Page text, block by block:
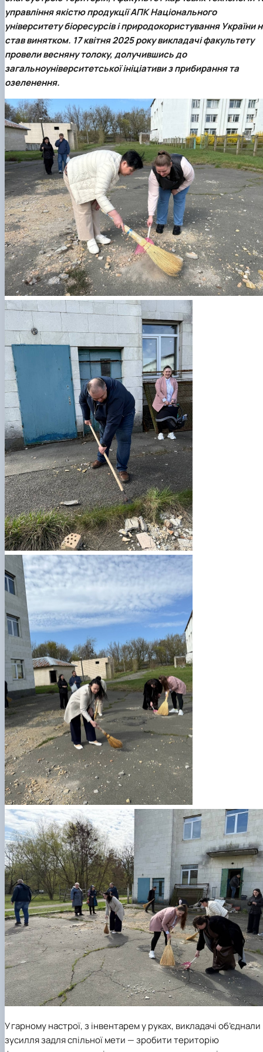
управління якістю продукції АПК Національного
університету біоресурсів і природокористування України
став винятком. 17 квітня 2025 року викладачі факультету
провели весняну толоку, долучившись до
загальноуніверситетської ініціативи з прибирання та
озеленення.
У гарному настрої, з інвентарем у руках, викладачі об’єднали
зусилля задля спільної мети — зробити територію